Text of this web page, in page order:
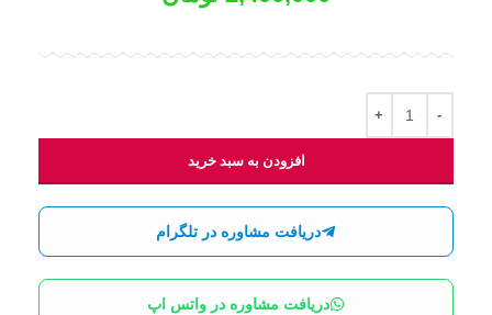
افزودن به سبد خرید
دریافت مشاوره در تلگرام
دریافت مشاوره در واتس اپ